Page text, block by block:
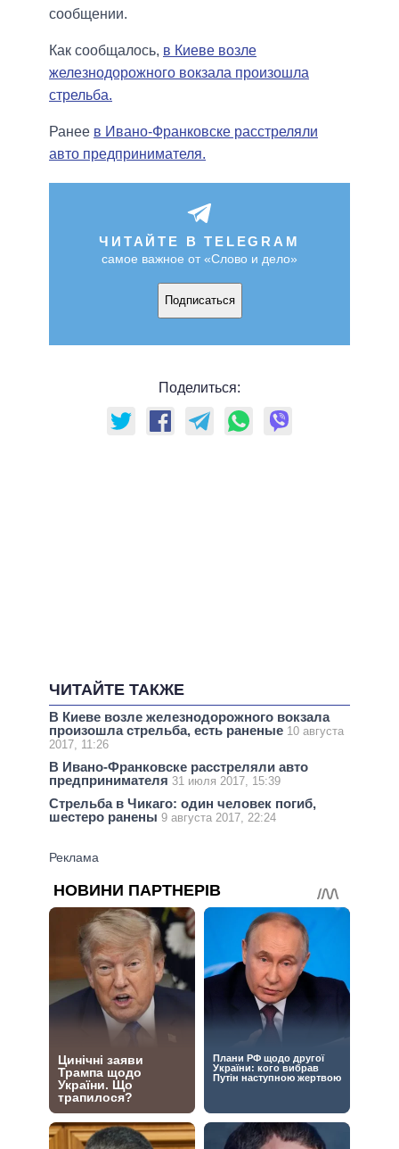
сообщении.
Как сообщалось, в Киеве возле
железнодорожного вокзала произошла
стрельба.
Ранее в Ивано-Франковске расстреляли
авто предпринимателя.
ЧИТАЙТЕ В TELEGRAM
самое важное от «Слово и дело»
Подписаться
Поделиться:
ЧИТАЙТЕ ТАКЖЕ
В Киеве возле железнодорожного вокзала
произошла стрельба, есть раненые 10 августа
2017, 11:26
В Ивано-Франковске расстреляли авто
предпринимателя 31 июля 2017, 15:39
Стрельба в Чикаго: один человек погиб,
шестеро ранены 9 августа 2017, 22:24